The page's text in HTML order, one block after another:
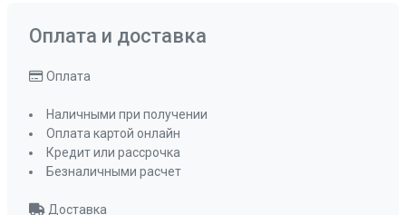
Оплата и доставка
Оплата
Наличными при получении
Оплата картой онлайн
Кредит или рассрочка
Безналичными расчет
Доставка